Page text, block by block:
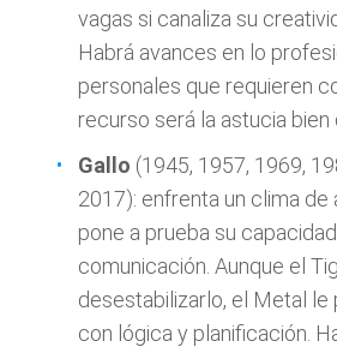
vagas si canaliza su
Habrá avances en lo
personales que requieren
recurso será la astucia bien
Gallo (1945, 1957, 1969,
2017): enfrenta un clima de
pone a prueba su
comunicación. Aunque el
desestabilizarlo, el Metal
con lógica y planificación.